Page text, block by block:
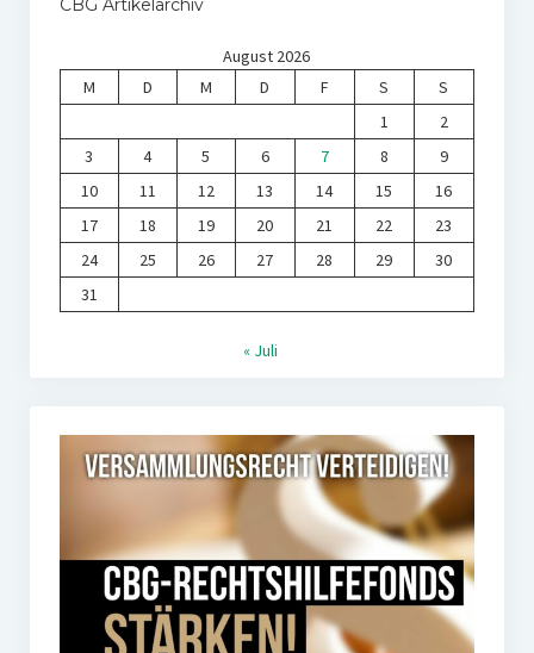
CBG Artikelarchiv
August 2026
M
D M D F S
S
1
2
3
4 5 6 7 8
9
10
11 12 13 14 15
16
17
18 19 20 21 22
23
24
25 26 27 28 29
30
31
« Juli